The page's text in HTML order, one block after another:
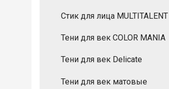
Стик для лица MULTITALENT
Тени для век COLOR MANIA
Тени для век Delicate
Тени для век матовые